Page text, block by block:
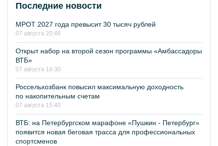
Последние новости
МРОТ 2027 года превысит 30 тысяч рублей
07 августа 20:46
Открыт набор на второй сезон программы «Амбассадоры
ВТБ»
07 августа 16:30
Россельхозбанк повысил максимальную доходность
по накопительным счетам
07 августа 15:40
ВТБ: на Петербургском марафоне «Пушкин - Петербург»
появится новая беговая трасса для профессиональных
спортсменов